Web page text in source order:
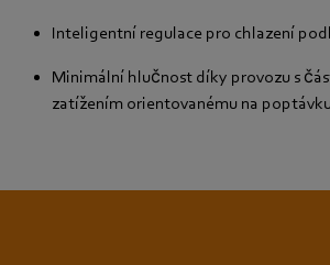
Inteligentní regulace pro chlazení
Minimální hlučnost díky provozu s
zatížením orientovanému na